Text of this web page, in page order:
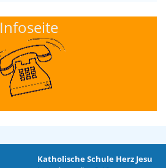
Infoseite
Katholische Schule Herz Jesu